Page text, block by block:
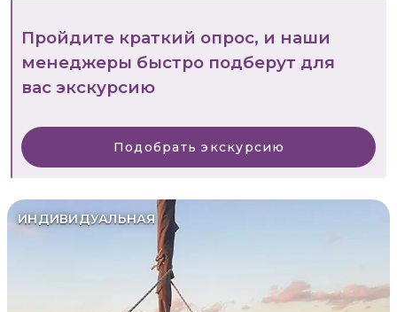
Пройдите краткий опрос, и наши
менеджеры быстро подберут для
вас экскурсию
Подобрать экскурсию
ИНДИВИДУАЛЬНАЯ